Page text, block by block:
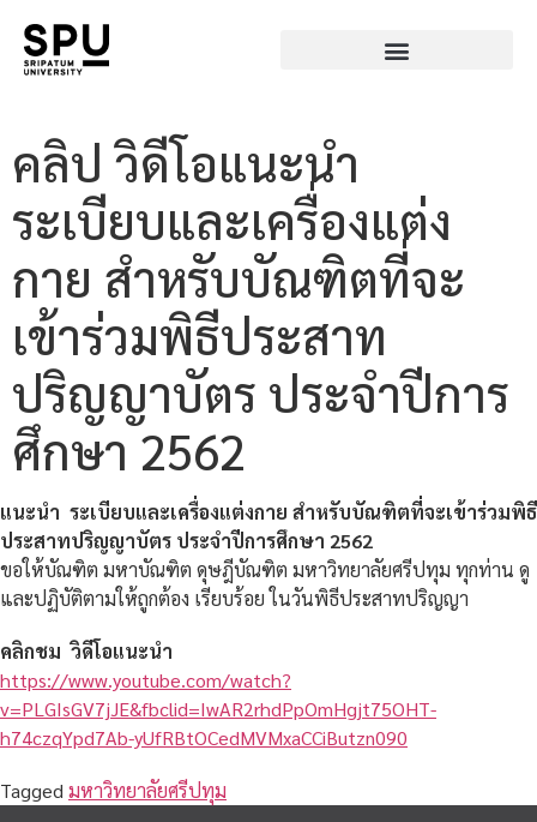
คลิป วิดีโอแนะนำ
ระเบียบและเครื่องแต่ง
กาย สำหรับบัณฑิตที่จะ
เข้าร่วมพิธีประสาท
ปริญญาบัตร ประจำปีการ
ศึกษา 2562
แนะนำ ระเบียบและเครื่องแต่งกาย สำหรับบัณฑิตที่จะเข้าร่วมพิธี
ประสาทปริญญาบัตร ประจำปีการศึกษา 2562
ขอให้บัณฑิต มหาบัณฑิต ดุษฎีบัณฑิต มหาวิทยาลัยศรีปทุม ทุกท่าน ดู
และปฏิบัติตามให้ถูกต้อง เรียบร้อย ในวันพิธีประสาทปริญญา
คลิกชม วิดีโอแนะนำ
https://www.youtube.com/watch?
v=PLGIsGV7jJE&fbclid=IwAR2rhdPpOmHgjt75OHT-
h74czqYpd7Ab-yUfRBtOCedMVMxaCCiButzn090
Tagged มหาวิทยาลัยศรีปทุม